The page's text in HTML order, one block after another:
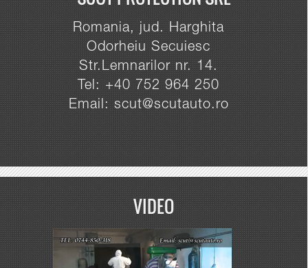
Romania, jud. Harghita
Odorheiu Secuiesc
Str.Lemnarilor nr. 14.
Tel: +40 752 964 250
Email: scut@scutauto.ro
VIDEO